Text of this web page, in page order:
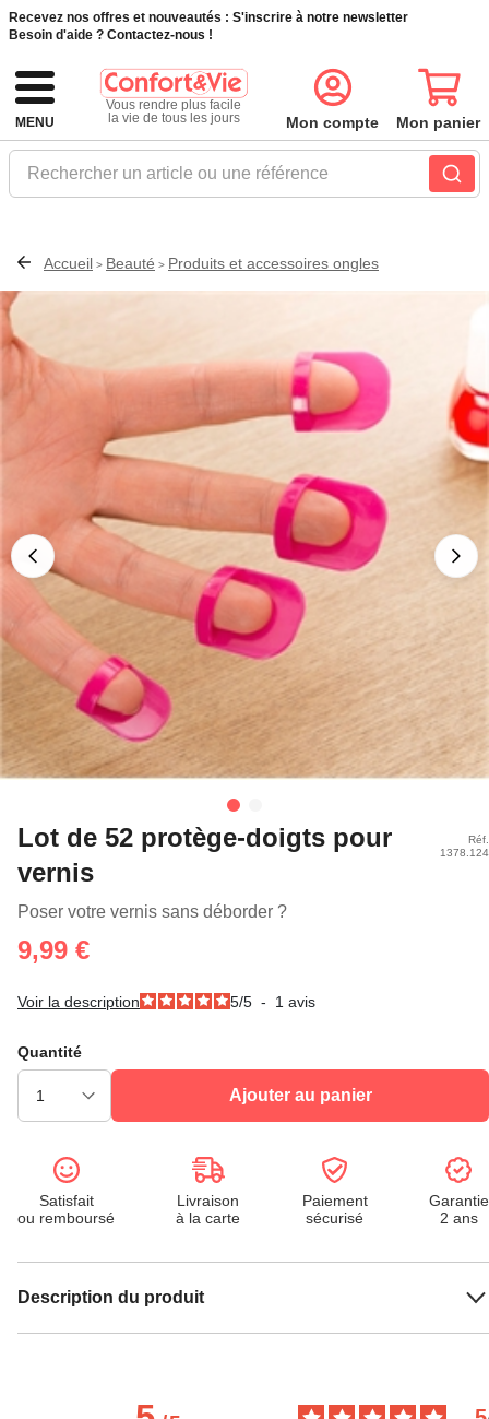
Recevez nos offres et nouveautés : S'inscrire à notre newsletter
Besoin d'aide ? Contactez-nous !
MENU
Vous rendre plus facile
la vie de tous les jours
Rechercher un article ou une référence
Mon compte Mon panier
Accueil > Beauté > Produits et accessoires ongles
Lot de 52 protège-doigts pour
vernis
Poser votre vernis sans déborder ?
Réf.
1378.124
9,99 €
Voir la description 5/5 - 1 avis
Quantité
Ajouter au panier
Satisfait
ou remboursé
Livraison
à la carte
Paiement
sécurisé
Garantie
2 ans
Description du produit